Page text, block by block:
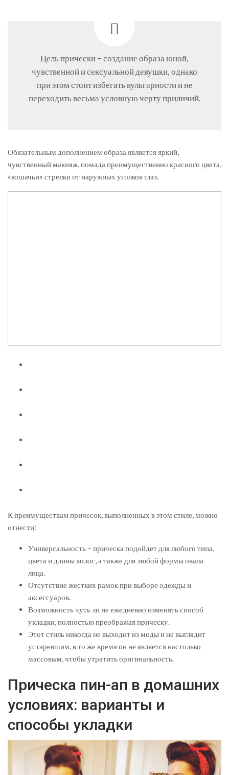
Цель прически – создание образа юной,
чувственной и сексуальной девушки, однако
при этом стоит избегать вульгарности и не
переходить весьма условную черту приличий.
Обязательным дополнением образа является яркий,
чувственный макияж, помада преимущественно красного цвета,
«кошачьи» стрелки от наружных уголков глаз.
К преимуществам причесок, выполненных в этом стиле, можно
отнести:
Универсальность – прическа подойдет для любого типа,
цвета и длины волос, а также для любой формы овала
лица.
Отсутствие жестких рамок при выборе одежды и
аксессуаров.
Возможность чуть ли не ежедневно изменять способ
укладки, полностью преображая прическу.
Этот стиль никогда не выходит из моды и не выглядит
устаревшим, в то же время он не является настолько
массовым, чтобы утратить оригинальность.
Прическа пин-ап в домашних
условиях: варианты и
способы укладки